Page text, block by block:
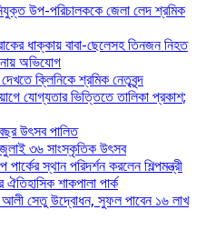
উপ-পরিচালককে জেলা লেদ শ্রমিক
ধাক্কায় বাবা-ছেলেসহ তিনজন নিহত
অভিযোগ
ক্লিনিকে শ্রমিক নেতৃবৃন্দ
যোগ্যতার ভিত্তিতে তালিকা প্রকাশ;
উৎসব পা‌লিত
৩৬ সাংস্কৃতিক উৎসব
স্থান পরিদর্শন করলেন শিল্পমন্ত্রী
শাকপালা পার্ক
আলী সেতু উদ্বোধন, সুফল পাবেন ১৬ লাখ